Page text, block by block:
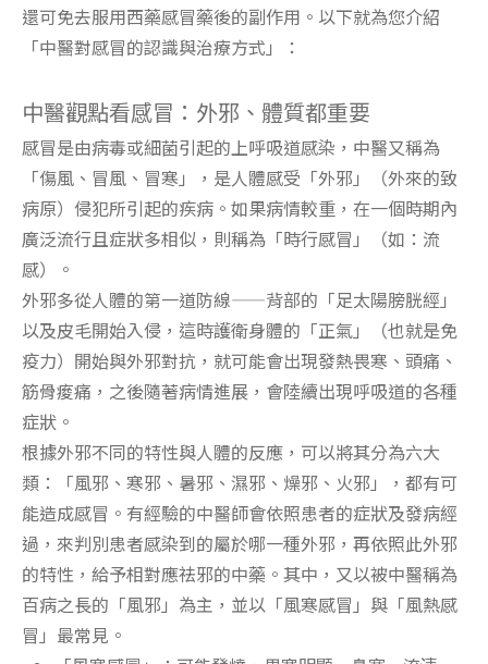
還可免去服用西藥感冒藥後的副作用。以下就為您介紹
「中醫對感冒的認識與治療方式」：
中醫觀點看感冒：外邪、體質都重要
感冒是由病毒或細菌引起的上呼吸道感染，中醫又稱為
「傷風、冒風、冒寒」，是人體感受「外邪」（外來的致
病原）侵犯所引起的疾病。如果病情較重，在一個時期內
廣泛流行且症狀多相似，則稱為「時行感冒」（如：流
感）。
外邪多從人體的第一道防線——背部的「足太陽膀胱經」
以及皮毛開始入侵，這時護衛身體的「正氣」（也就是免
疫力）開始與外邪對抗，就可能會出現發熱畏寒、頭痛、
筋骨痠痛，之後隨著病情進展，會陸續出現呼吸道的各種
症狀。
根據外邪不同的特性與人體的反應，可以將其分為六大
類：「風邪、寒邪、暑邪、濕邪、燥邪、火邪」，都有可
能造成感冒。有經驗的中醫師會依照患者的症狀及發病經
過，來判別患者感染到的屬於哪一種外邪，再依照此外邪
的特性，給予相對應祛邪的中藥。其中，又以被中醫稱為
百病之長的「風邪」為主，並以「風寒感冒」與「風熱感
冒」最常見。